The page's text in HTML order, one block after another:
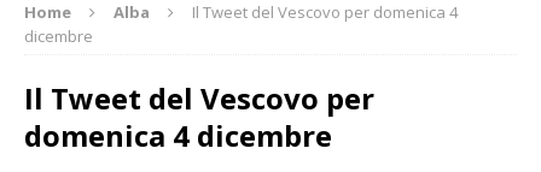
Home Alba
Il Tweet del Vescovo per domenica 4
dicembre
Il Tweet del Vescovo per
domenica 4 dicembre